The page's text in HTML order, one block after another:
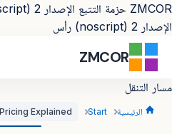
ZMCOR حزمة التتبع الإصدار 2 (noscript)
الإصدار 2 (noscript) رأس
ZMCOR
مسار التنقل
الرئيسية Start
Explained